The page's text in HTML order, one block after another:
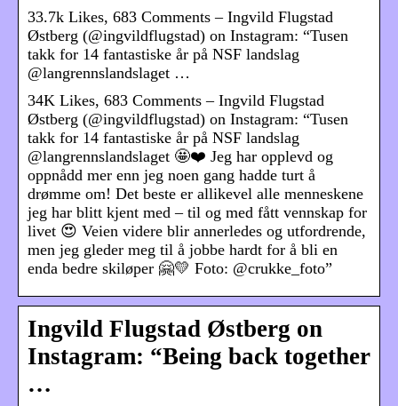
33.7k Likes, 683 Comments – Ingvild Flugstad
Østberg (@ingvildflugstad) on Instagram: “Tusen
takk for 14 fantastiske år på NSF landslag
@langrennslandslaget …
34K Likes, 683 Comments – Ingvild Flugstad
Østberg (@ingvildflugstad) on Instagram: “Tusen
takk for 14 fantastiske år på NSF landslag
@langrennslandslaget 🤩❤️ Jeg har opplevd og
oppnådd mer enn jeg noen gang hadde turt å
drømme om! Det beste er allikevel alle menneskene
jeg har blitt kjent med – til og med fått vennskap for
livet 😍 Veien videre blir annerledes og utfordrende,
men jeg gleder meg til å jobbe hardt for å bli en
enda bedre skiløper 🤗💛 Foto: @crukke_foto”
Ingvild Flugstad Østberg on
Instagram: “Being back together
…